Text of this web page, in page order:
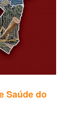
Saúde do